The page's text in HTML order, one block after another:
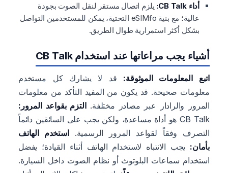
أداء CB Talk:
يلزم اتصال مستقر لنقل الصوت بجودة
عالية؛ مع بنية eSIMfo التحتية، يمكن للمستخدمين التواصل
بشكل أكثر استمرارية طوال الطريق.
أشياء يجب مراعاتها عند استخدام CB Talk
اتبع المعلومات الموثوقة: قد لا يشارك كل مستخدم
معلومات صحيحة. قد يكون من المفيد التأكد من معلومات
المرور والرادار عبر مصادر مختلفة.التزم بقواعد المرور:
CB Talk هو أداة مساعدة، ولكن يجب على السائقين دائماً
التصرف وفقاً لقواعد المرور الرسمية.استخدم الهاتف
بأمان: يجب الانتباه لاستخدام الهاتف أثناء القيادة؛ يفضل
استخدام سماعات البلوتوث أو نظام الصوت داخل السيارة.